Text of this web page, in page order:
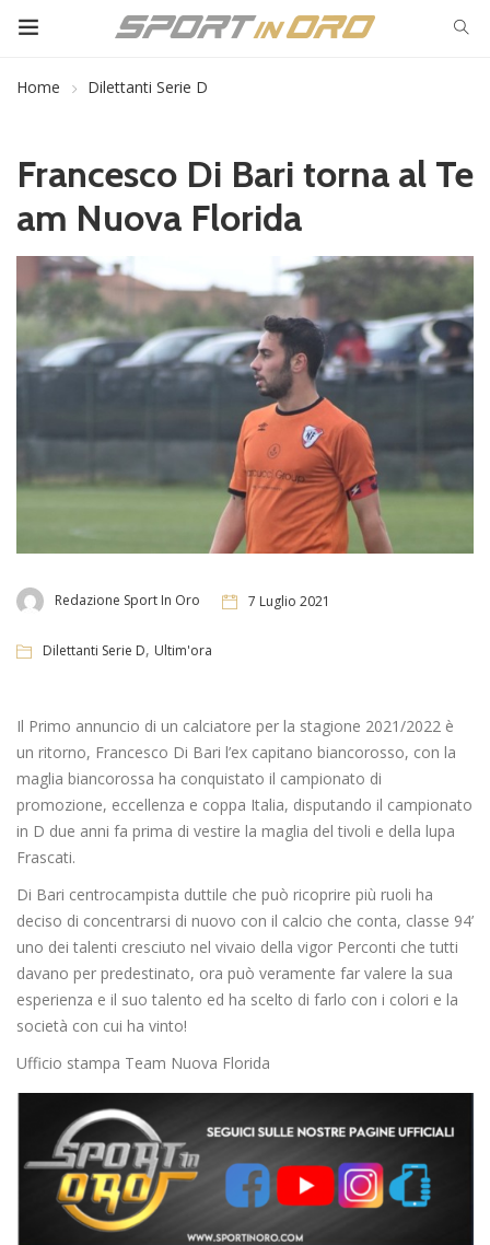
Home Dilettanti Serie D
Francesco Di Bari torna al Te
am Nuova Florida
Redazione Sport In Oro 7 Luglio 2021
Dilettanti Serie D, Ultim'ora
Il Primo annuncio di un calciatore per la stagione 2021/2022 è
un ritorno, Francesco Di Bari l’ex capitano biancorosso, con la
maglia biancorossa ha conquistato il campionato di
promozione, eccellenza e coppa Italia, disputando il campionato
in D due anni fa prima di vestire la maglia del tivoli e della lupa
Frascati.
Di Bari centrocampista duttile che può ricoprire più ruoli ha
deciso di concentrarsi di nuovo con il calcio che conta, classe 94’
uno dei talenti cresciuto nel vivaio della vigor Perconti che tutti
davano per predestinato, ora può veramente far valere la sua
esperienza e il suo talento ed ha scelto di farlo con i colori e la
società con cui ha vinto!
Ufficio stampa Team Nuova Florida